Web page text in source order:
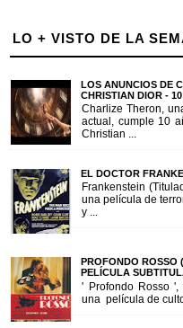
LO + VISTO DE LA
LOS ANUNCIOS DE
CHRISTIAN DIOR -
Charlize Theron,
actual, cumple 10
Christian ...
EL DOCTOR
Frankenstein
una película de
y ...
PROFONDO
PELÍCULA
' Profondo Rosso
una película de